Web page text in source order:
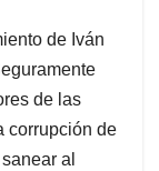
de Iván
de las
corrupción de
al